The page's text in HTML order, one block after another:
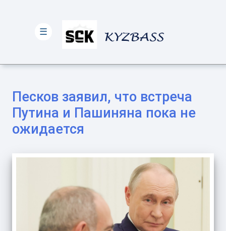
Песков заявил, что встреча
Путина и Пашиняна пока не
ожидается
☰